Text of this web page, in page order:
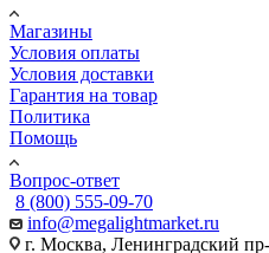
Магазины
Условия оплаты
Условия доставки
Гарантия на товар
Политика
Помощь
Вопрос-ответ
8 (800) 555-09-70
info@megalightmarket.ru
г. Москва, Ленинградский